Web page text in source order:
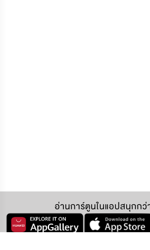
อ่านการ์ตูนในแอปสนุกกว่